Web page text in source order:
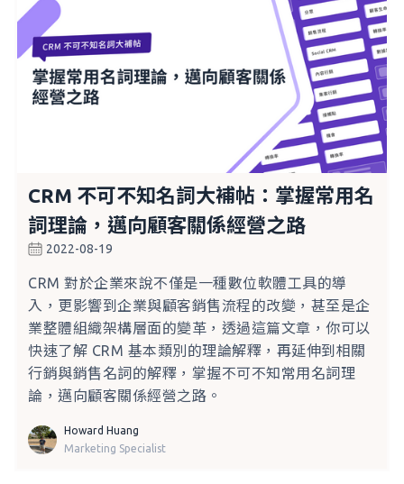
CRM 不可不知名詞大補帖：掌握常用名
詞理論，邁向顧客關係經營之路
2022-08-19
CRM 對於企業來說不僅是一種數位軟體工具的導
入，更影響到企業與顧客銷售流程的改變，甚至是企
業整體組織架構層面的變革，透過這篇文章，你可以
快速了解 CRM 基本類別的理論解釋，再延伸到相關
行銷與銷售名詞的解釋，掌握不可不知常用名詞理
論，邁向顧客關係經營之路。
Howard Huang
Marketing Specialist